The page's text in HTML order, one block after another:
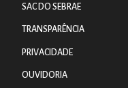
SAC DO SEBRAE
TRANSPARÊNCIA
PRIVACIDADE
OUVIDORIA